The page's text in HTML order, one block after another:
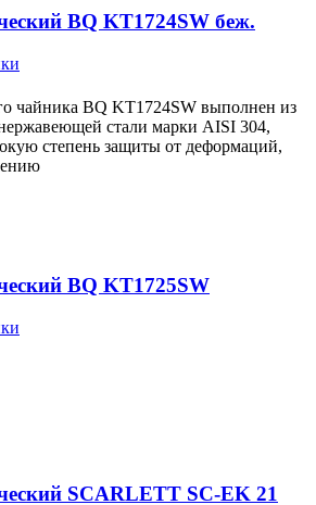
BQ KT1724SW беж.
чайника BQ KT1724SW выполнен из
стали марки AISI 304,
степень защиты от деформаций,
BQ KT1725SW
SCARLETT SC-EK 21